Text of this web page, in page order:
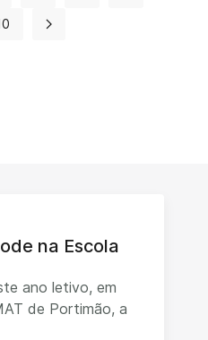
na Escola
ano letivo, em
de Portimão, a